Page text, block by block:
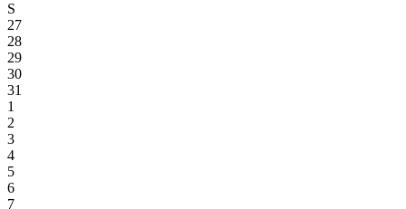
S
27
28
29
30
31
1
2
3
4
5
6
7